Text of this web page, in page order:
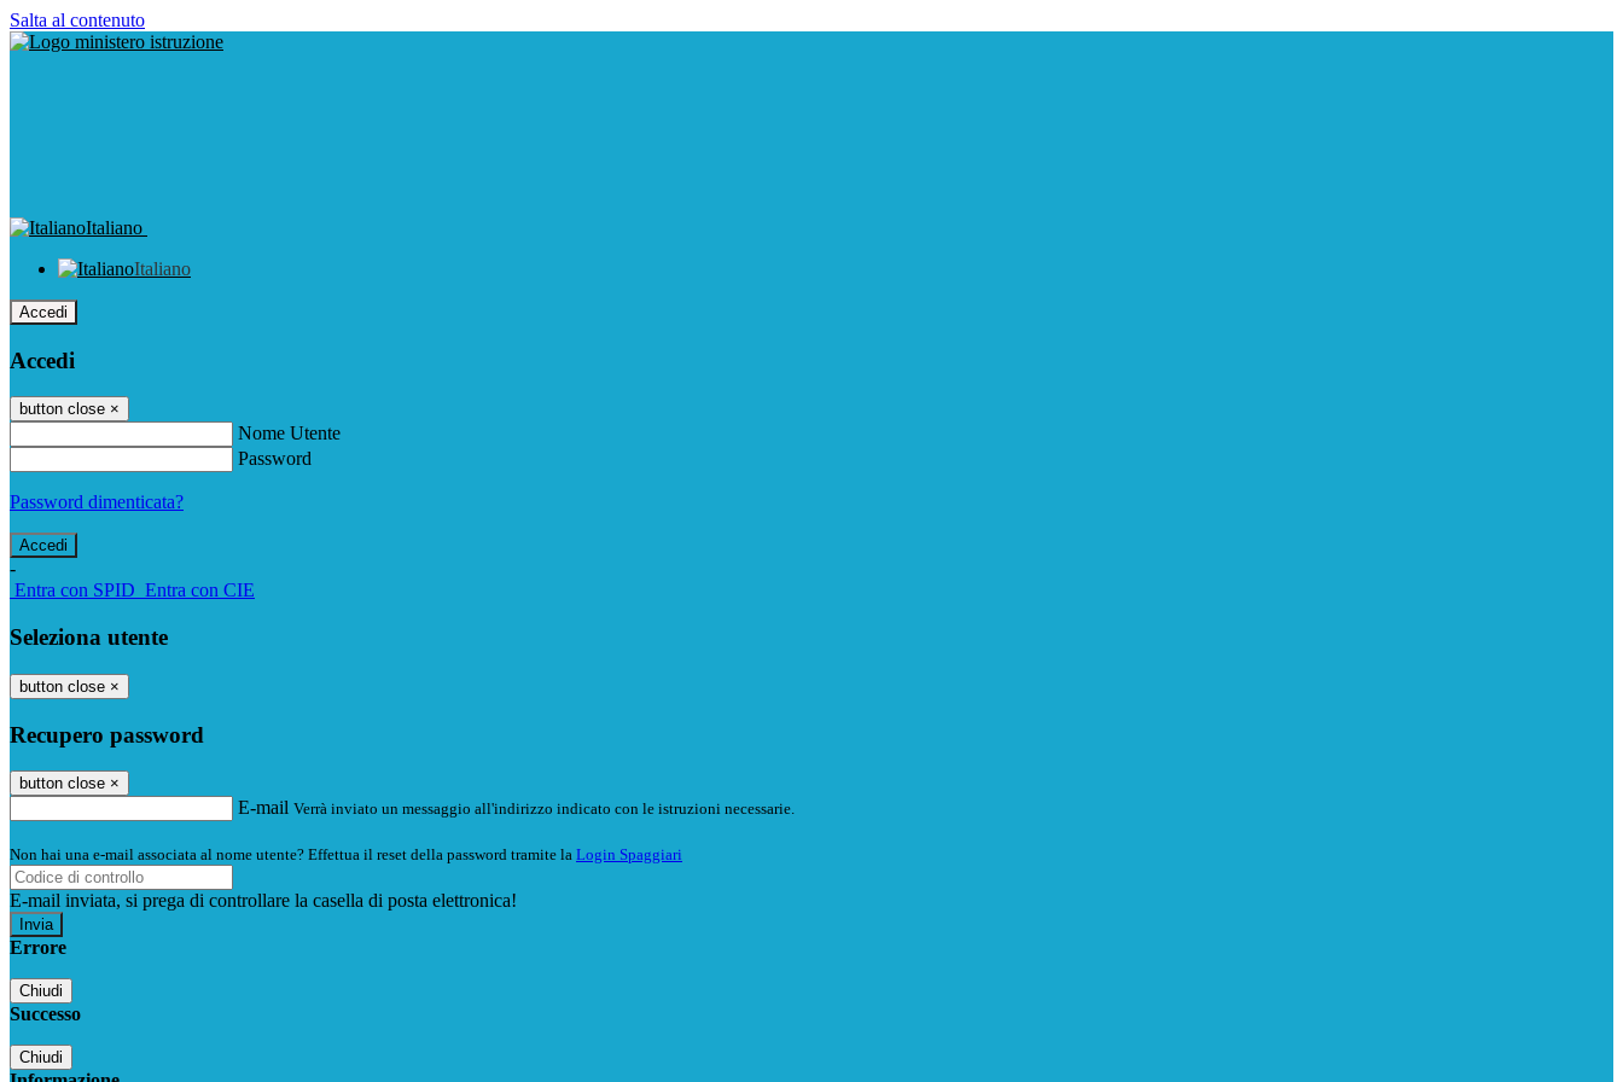
Salta al contenuto
Italiano
Italiano
Accedi
Accedi
button close ×
Nome Utente
Password
Password dimenticata?
-
Entra con SPID Entra con CIE
Seleziona utente
button close ×
Recupero password
button close ×
E-mail Verrà inviato un messaggio all'indirizzo indicato con le istruzioni necessarie.
Non hai una e-mail associata al nome utente? Effettua il reset della password tramite la Login Spaggiari
E-mail inviata, si prega di controllare la casella di posta elettronica!
Errore
Chiudi
Successo
Chiudi